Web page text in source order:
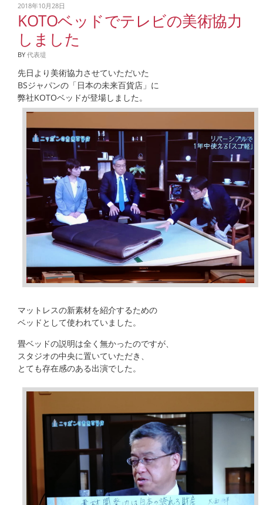
2018年10月28日
KOTOベッドでテレビの美術協力
しました
BY 代表堤
先日より美術協力させていただいた
BSジャパンの「日本の未来百貨店」に
弊社KOTOベッドが登場しました。
マットレスの新素材を紹介するための
ベッドとして使われていました。
畳ベッドの説明は全く無かったのですが、
スタジオの中央に置いていただき、
とても存在感のある出演でした。